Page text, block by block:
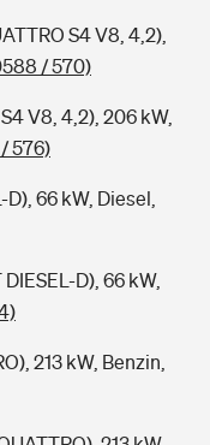
S4 V8, 4,2),
/ 570)
V8, 4,2), 206 kW,
576)
66 kW, Diesel,
D), 66 kW,
213 kW, Benzin,